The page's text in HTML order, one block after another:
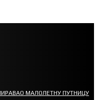
МАЛОЛЕТНУ ПУТНИЦУ